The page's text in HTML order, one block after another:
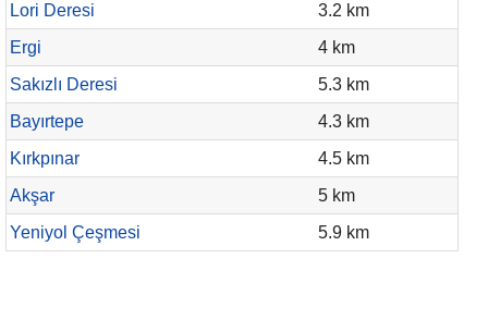
Lori Deresi
3.2 km
Ergi
4 km
Sakızlı Deresi
5.3 km
Bayırtepe
4.3 km
Kırkpınar
4.5 km
Akşar
5 km
Yeniyol Çeşmesi
5.9 km